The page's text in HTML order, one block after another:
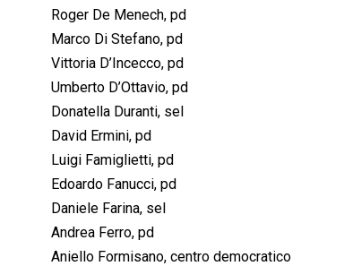
Roger De Menech, pd
Marco Di Stefano, pd
Vittoria D’Incecco, pd
Umberto D’Ottavio, pd
Donatella Duranti, sel
David Ermini, pd
Luigi Famiglietti, pd
Edoardo Fanucci, pd
Daniele Farina, sel
Andrea Ferro, pd
Aniello Formisano, centro democratico